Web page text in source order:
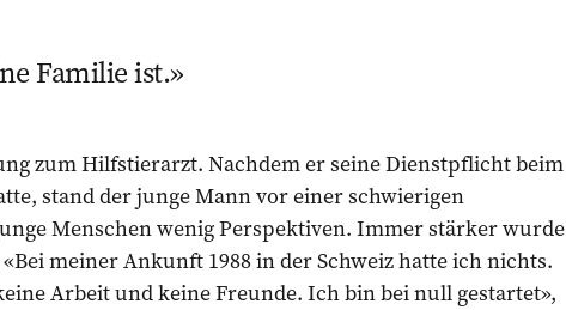
Familie ist.
zum Hilfstierarzt. Nachdem er seine Dienstpflicht beim
stand der junge Mann vor einer schwierigen
Menschen wenig Perspektiven. Immer stärker wurde
meiner Ankunft 1988 in der Schweiz hatte ich nichts.
Arbeit und keine Freunde. Ich bin bei null gestartet»,